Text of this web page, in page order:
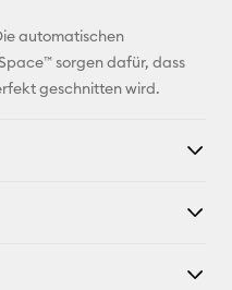
automatischen
sorgen dafür, dass
geschnitten wird.